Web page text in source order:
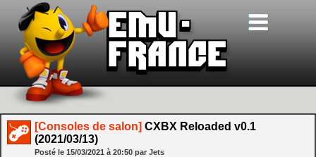
[Consoles de salon] CXBX Reloaded v0.1
(2021/03/13)
Posté le 15/03/2021 à 20:50 par Jets